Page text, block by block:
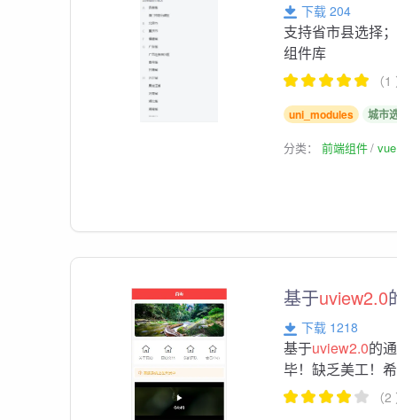
下载 204
支持省市县选择
组件库
（
uni_modules 城市
分类：前端组件
基于uview2.0
下载 1218
基于uview2.0的
毕！缺乏美工！
（